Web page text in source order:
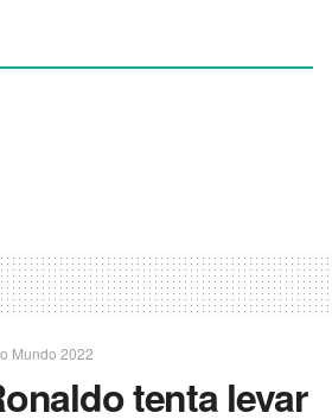
Mundo 2022
tenta levar